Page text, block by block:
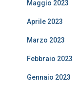
Maggio 2023
Aprile 2023
Marzo 2023
Febbraio 2023
Gennaio 2023